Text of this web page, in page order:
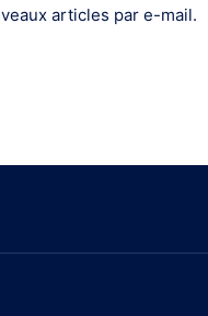
articles par e-mail.